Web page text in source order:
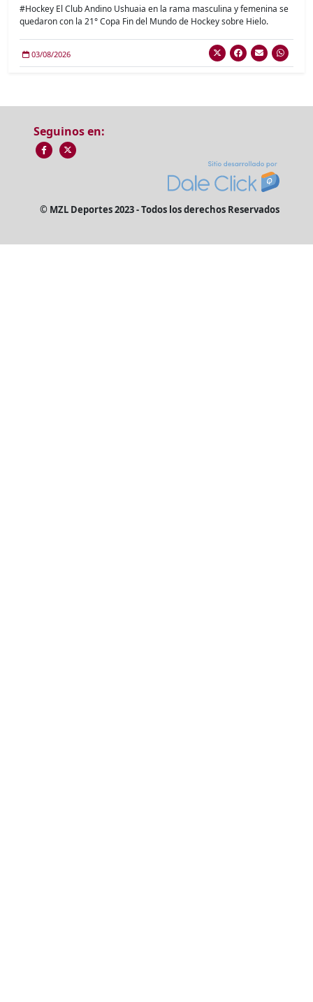
#Hockey El Club Andino Ushuaia en la rama masculina y femenina se
quedaron con la 21° Copa Fin del Mundo de Hockey sobre Hielo.
03/08/2026
Seguinos en:
© MZL Deportes 2023 - Todos los derechos Reservados